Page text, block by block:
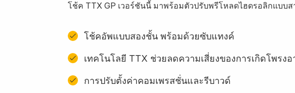
โช้ค TTX GP เวอร์ชันนี้ มาพร้อมตัวปรับพรีโหลดไฮดรอลิกแบบส
โช้คอัพแบบสองชั้น พร้อมด้วยซับแทงค์
เทคโนโลยี TTX ช่วยลดความเสี่ยงของการเกิดโพรงอ
การปรับตั้งค่าคอมเพรสชั่นและรีบาวด์